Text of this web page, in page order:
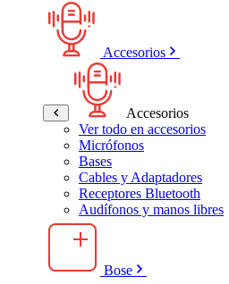
Accesorios
Accesorios
Ver todo en accesorios
Micrófonos
Bases
Cables y Adaptadores
Receptores Bluetooth
Audífonos y manos libres
Bose